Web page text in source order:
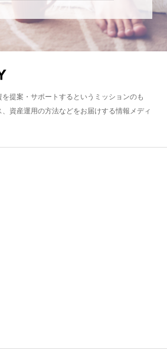
提案・サポートするというミッションのも
資産運用の方法などをお届けする情報メディ